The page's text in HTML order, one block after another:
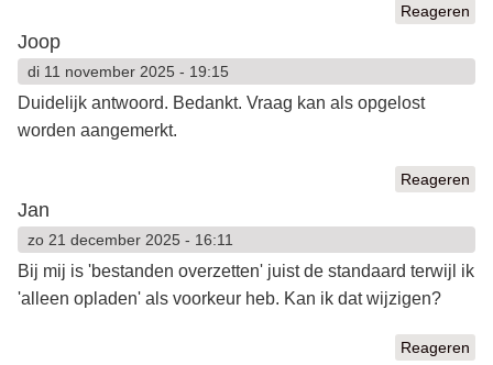
Reageren
Joop
di 11 november 2025 - 19:15
Duidelijk antwoord. Bedankt. Vraag kan als opgelost
worden aangemerkt.
Reageren
Jan
zo 21 december 2025 - 16:11
Bij mij is 'bestanden overzetten' juist de standaard terwijl ik
'alleen opladen' als voorkeur heb. Kan ik dat wijzigen?
Reageren